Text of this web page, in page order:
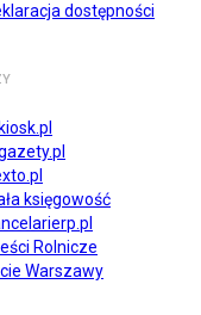
dostępności
księgowość
Rolnicze
Warszawy